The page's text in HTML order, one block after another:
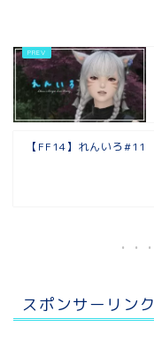
【FF14】れんいろ#11
スポンサーリンク